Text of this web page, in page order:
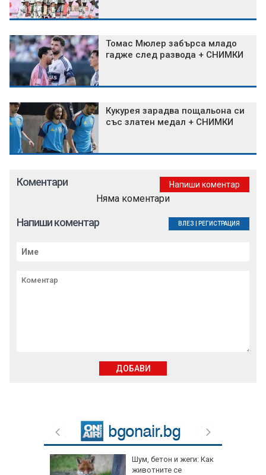
Томас Мюлер забърса младо
гадже след развода + СНИМКИ
Кукурея зарадва пощальона си
със златен медал + СНИМКИ
Шум, бетон и жеги: Как
животните се
Коментари Напиши коментар
Няма коментари
Напиши коментар ВЛЕЗ РЕГИСТРАЦИЯ
ДОБАВИ